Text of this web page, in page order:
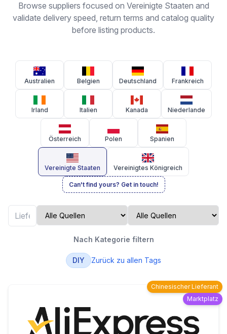
Browse suppliers focused on Vereinigte Staaten and
validate delivery speed, return terms and catalog quality
before listing products.
Australien Belgien Deutschland Frankreich
Irland Italien Kanada Niederlande
Österreich Polen Spanien
Vereinigte Staaten Vereinigtes Königreich
Can't find yours? Get in touch!
Nach Kategorie filtern
DIY Zurück zu allen Tags
Chinesischer Lieferant
Marktplatz